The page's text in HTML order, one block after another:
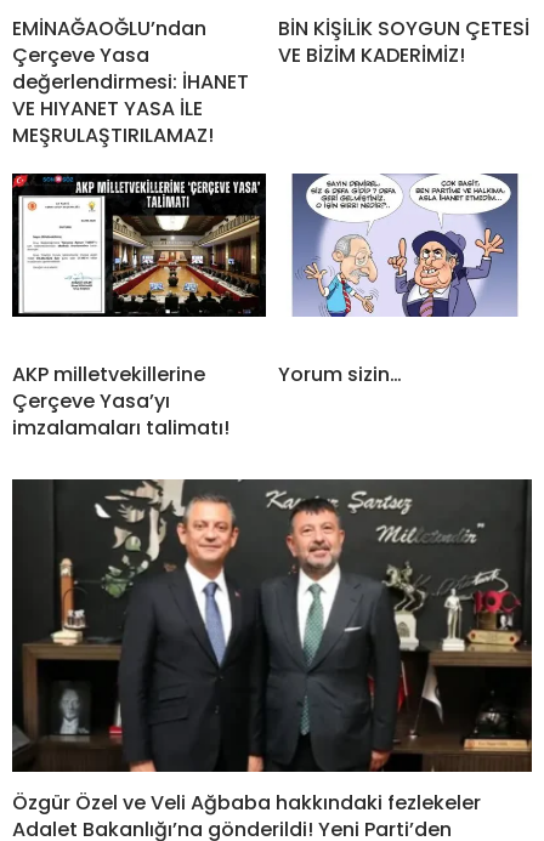
EMİNAĞAOĞLU’ndan
Çerçeve Yasa
değerlendirmesi: İHANET
VE HIYANET YASA İLE
MEŞRULAŞTIRILAMAZ!
BİN KİŞİLİK SOYGUN ÇETESİ
VE BİZİM KADERİMİZ!
AKP milletvekillerine
Çerçeve Yasa’yı
imzalamaları talimatı!
Yorum sizin…
Özgür Özel ve Veli Ağbaba hakkındaki fezlekeler
Adalet Bakanlığı’na gönderildi! Yeni Parti’den